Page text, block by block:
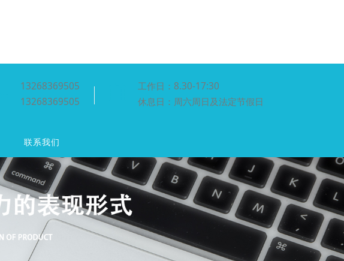
13268369505
13268369505
工作日：8.30-17:30
休息日：周六周日及法定节假日
联系我们